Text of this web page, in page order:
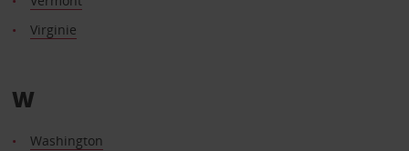
Virginie
W
Washington